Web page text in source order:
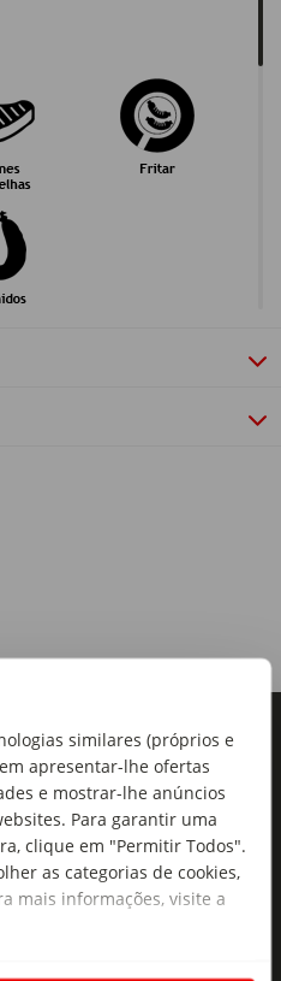
similares (próprios e
apresentar-lhe ofertas
e mostrar-lhe anúncios
Para garantir uma
clique em "Permitir Todos".
as categorias de cookies,
mais informações, visite a
frescas no